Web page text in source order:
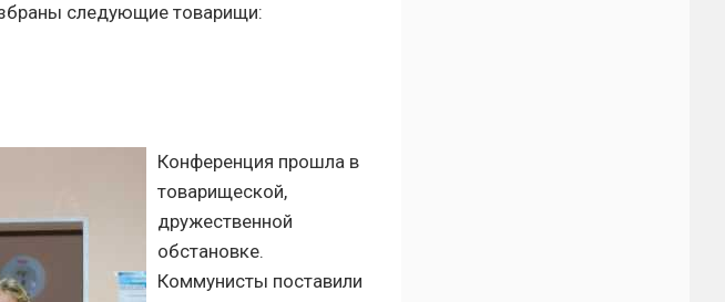
следующие товарищи:
Конференция прошла в
товарищеской,
дружественной
обстановке.
Коммунисты поставили